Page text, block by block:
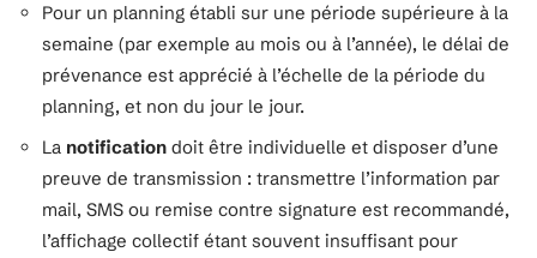
Pour un planning établi sur une période supérieure à la
semaine (par exemple au mois ou à l’année), le délai de
prévenance est apprécié à l’échelle de la période du
planning, et non du jour le jour.
La notification doit être individuelle et disposer d’une
preuve de transmission : transmettre l’information par
mail, SMS ou remise contre signature est recommandé,
l’affichage collectif étant souvent insuffisant pour